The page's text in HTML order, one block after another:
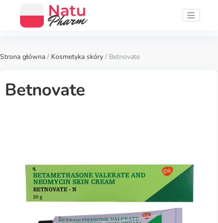
Strona główna / Kosmetyka skóry / Betnovate
Betnovate